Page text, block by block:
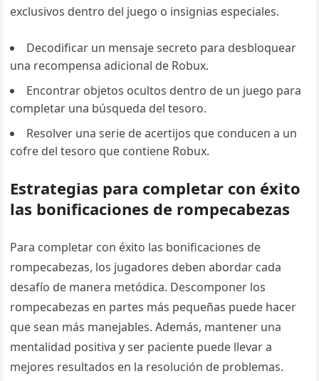
exclusivos dentro del juego o insignias especiales.
Decodificar un mensaje secreto para desbloquear
una recompensa adicional de Robux.
Encontrar objetos ocultos dentro de un juego para
completar una búsqueda del tesoro.
Resolver una serie de acertijos que conducen a un
cofre del tesoro que contiene Robux.
Estrategias para completar con éxito
las bonificaciones de rompecabezas
Para completar con éxito las bonificaciones de
rompecabezas, los jugadores deben abordar cada
desafío de manera metódica. Descomponer los
rompecabezas en partes más pequeñas puede hacer
que sean más manejables. Además, mantener una
mentalidad positiva y ser paciente puede llevar a
mejores resultados en la resolución de problemas.